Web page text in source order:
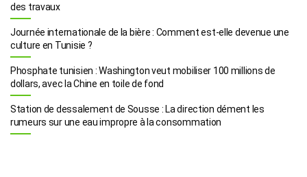
des travaux
Journée internationale de la bière : Comment est-elle devenue une
culture en Tunisie ?
Phosphate tunisien : Washington veut mobiliser 100 millions de
dollars, avec la Chine en toile de fond
Station de dessalement de Sousse : La direction dément les
rumeurs sur une eau impropre à la consommation